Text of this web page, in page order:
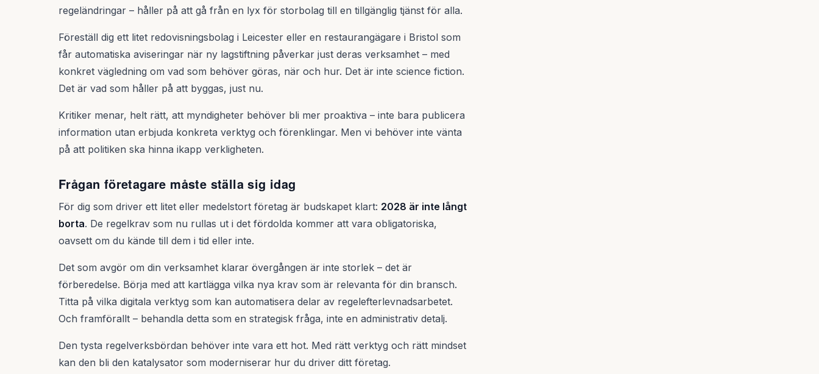
regeländringar – håller på att gå från en lyx för storbolag till en tillgänglig tjänst för alla.
Föreställ dig ett litet redovisningsbolag i Leicester eller en restaurangägare i Bristol som
får automatiska aviseringar när ny lagstiftning påverkar just deras verksamhet – med
konkret vägledning om vad som behöver göras, när och hur. Det är inte science fiction.
Det är vad som håller på att byggas, just nu.
Kritiker menar, helt rätt, att myndigheter behöver bli mer proaktiva – inte bara publicera
information utan erbjuda konkreta verktyg och förenklingar. Men vi behöver inte vänta
på att politiken ska hinna ikapp verkligheten.
Frågan företagare måste ställa sig idag
För dig som driver ett litet eller medelstort företag är budskapet klart: 2028 är inte långt
borta. De regelkrav som nu rullas ut i det fördolda kommer att vara obligatoriska,
oavsett om du kände till dem i tid eller inte.
Det som avgör om din verksamhet klarar övergången är inte storlek – det är
förberedelse. Börja med att kartlägga vilka nya krav som är relevanta för din bransch.
Titta på vilka digitala verktyg som kan automatisera delar av regelefterlevnadsarbetet.
Och framförallt – behandla detta som en strategisk fråga, inte en administrativ detalj.
Den tysta regelverksbördan behöver inte vara ett hot. Med rätt verktyg och rätt mindset
kan den bli den katalysator som moderniserar hur du driver ditt företag.